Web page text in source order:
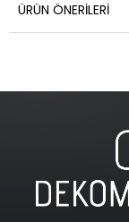
ÜRÜN ÖNERILERI